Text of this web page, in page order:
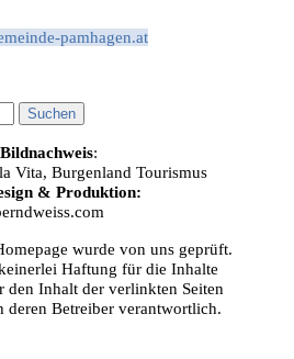
pamhagen.at
Bildnachweis:
Vita, Burgenland Tourismus
& Produktion:
wurde von uns geprüft.
Haftung für die Inhalte
den Inhalt der verlinkten Seiten
deren Betreiber verantwortlich.